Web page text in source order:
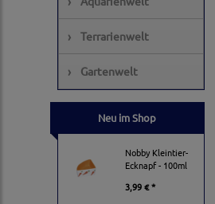
› Terrarienwelt
› Gartenwelt
Neu im Shop
Nobby Kleintier-
Ecknapf - 100ml
3,99 € *